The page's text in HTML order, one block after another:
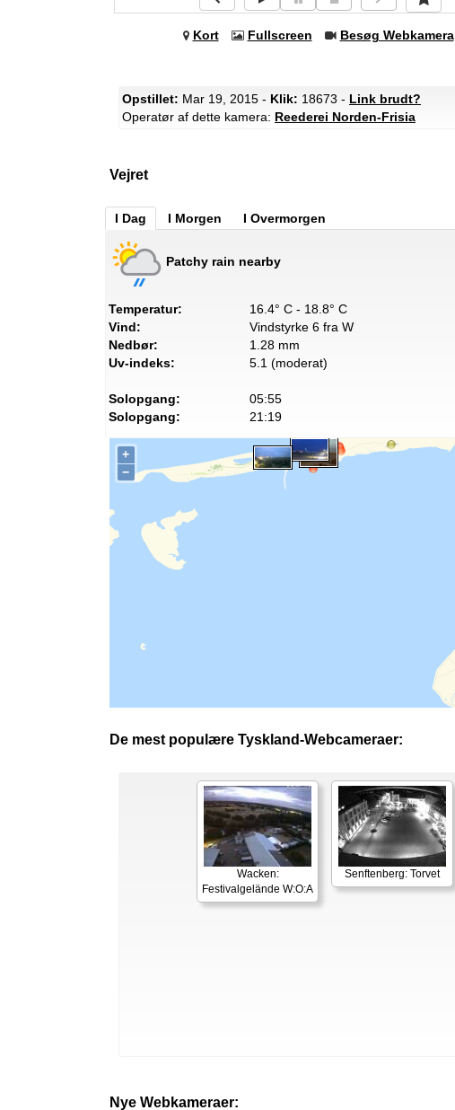
Kort Fullscreen Besøg Webkamera
Opstillet: Mar 19, 2015 - Klik: 18673 - Link brudt?
Operatør af dette kamera: Reederei Norden-Frisia
Vejret
I Dag I Morgen I Overmorgen
Patchy rain nearby
Temperatur:
16.4° C - 18.8° C
Vind:
Vindstyrke 6 fra W
Nedbør:
1.28 mm
Uv-indeks:
5.1 (moderat)
Solopgang:
05:55
Solopgang:
21:19
+
−
De mest populære Tyskland-Webcameraer:
Wacken:
Festivalgelände W:O:A
Senftenberg: Torvet
Nye Webkameraer: